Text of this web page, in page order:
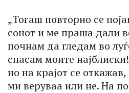
„Тогаш повторно се
сонот и ме праша дали
почнам да гледам во
спасам моите
но на крајот се
ми веруваа или не. На